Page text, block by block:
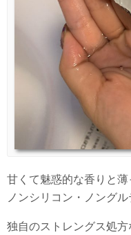
甘くて魅惑的な香りと薄
ノンシリコン・ノング
独自のストレングス処